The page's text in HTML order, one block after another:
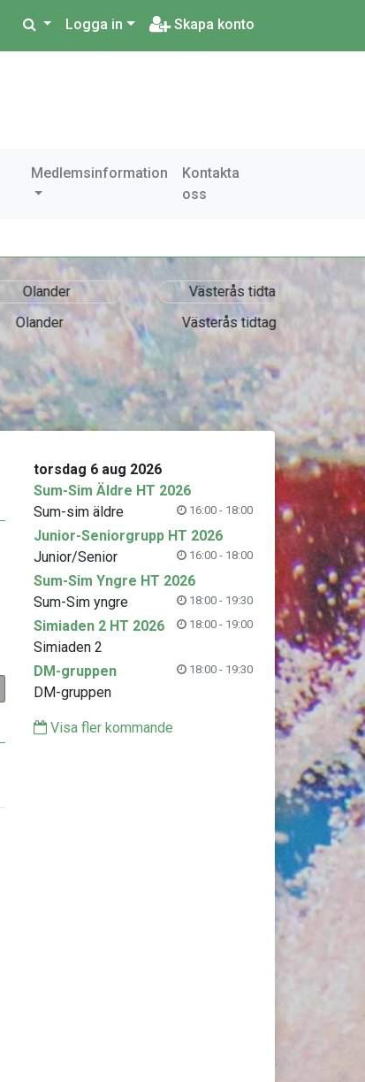
Logga in Skapa konto
Medlemsinformation
Kontakta
oss
Västerås tidtagning
torsdag 6 aug 2026
Sum-Sim Äldre HT 2026
16:00 - 18:00
Sum-sim äldre
Junior-Seniorgrupp HT 2026
16:00 - 18:00
Junior/Senior
Sum-Sim Yngre HT 2026
18:00 - 19:30
Sum-Sim yngre
Simiaden 2 HT 2026
18:00 - 19:00
Simiaden 2
DM-gruppen
18:00 - 19:30
DM-gruppen
Visa fler kommande